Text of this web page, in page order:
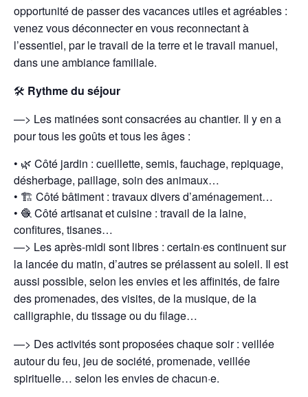
opportunité de passer des vacances utiles et agréables :
venez vous déconnecter en vous reconnectant à
l’essentiel, par le travail de la terre et le travail manuel,
dans une ambiance familiale.
🛠️ Rythme du séjour
—> Les matinées sont consacrées au chantier. Il y en a
pour tous les goûts et tous les âges :
• 🌿 Côté jardin : cueillette, semis, fauchage, repiquage,
désherbage, paillage, soin des animaux…
• 🏗️ Côté bâtiment : travaux divers d’aménagement…
• 🧶 Côté artisanat et cuisine : travail de la laine,
confitures, tisanes…
—> Les après-midi sont libres : certain·es continuent sur
la lancée du matin, d’autres se prélassent au soleil. Il est
aussi possible, selon les envies et les affinités, de faire
des promenades, des visites, de la musique, de la
calligraphie, du tissage ou du filage…
—> Des activités sont proposées chaque soir : veillée
autour du feu, jeu de société, promenade, veillée
spirituelle… selon les envies de chacun·e.